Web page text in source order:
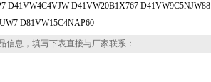
D41VW4C4VJW D41VW20B1X767 D41VW9C5NJW88
D81VW15C4NAP60
信息，填写下表直接与厂家联系：